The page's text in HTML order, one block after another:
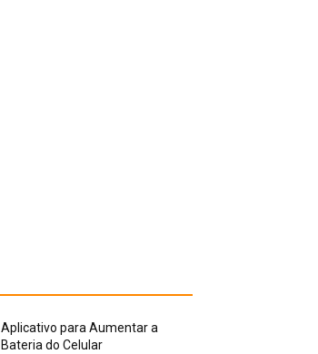
Aplicativo para Aumentar a
Bateria do Celular